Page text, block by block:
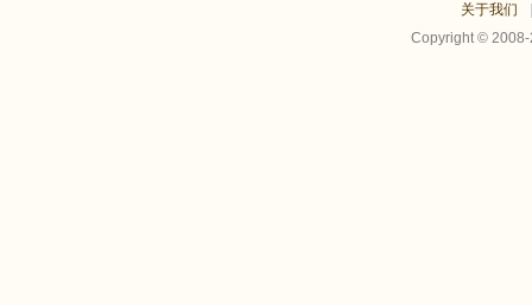
关于我们
Copyright ©